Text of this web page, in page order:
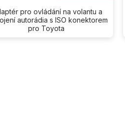
pro ovládání na volantu a
autorádia s ISO konektorem
pro Toyota